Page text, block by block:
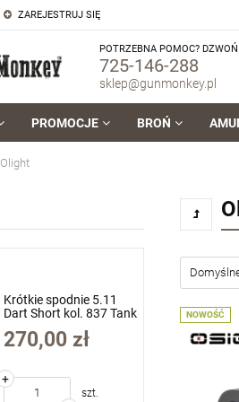
ZAREJESTRUJ SIĘ
POTRZEBNA POMOC?
725-146-288
sklep@gunmonkey.pl
PROMOCJE BROŃ
Olight
Krótkie spodnie 5.11
Dart Short kol. 837 Tank
270,00 zł
+
szt.
NOWOŚĆ